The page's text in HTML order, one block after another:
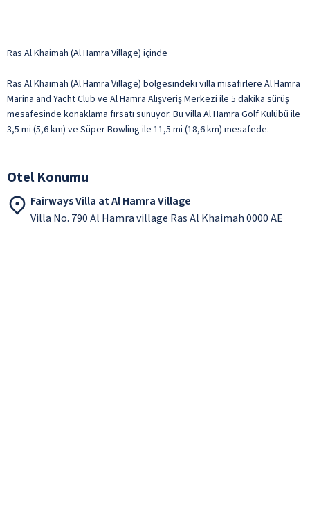
Ras Al Khaimah (Al Hamra Village) içinde
Ras Al Khaimah (Al Hamra Village) bölgesindeki villa misafirlere Al Hamra
Marina and Yacht Club ve Al Hamra Alışveriş Merkezi ile 5 dakika sürüş
mesafesinde konaklama fırsatı sunuyor. Bu villa Al Hamra Golf Kulübü ile
3,5 mi (5,6 km) ve Süper Bowling ile 11,5 mi (18,6 km) mesafede.
Otel Konumu
Fairways Villa at Al Hamra Village
Villa No. 790 Al Hamra village Ras Al Khaimah 0000 AE